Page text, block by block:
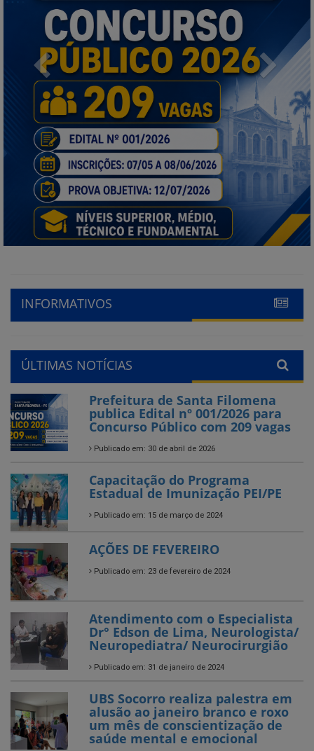
Previous Next
INFORMATIVOS
ÚLTIMAS NOTÍCIAS
Prefeitura de Santa Filomena
publica Edital nº 001/2026 para
Concurso Público com 209 vagas
Publicado em: 30 de abril de 2026
Capacitação do Programa
Estadual de Imunização PEI/PE
Publicado em: 15 de março de 2024
AÇÕES DE FEVEREIRO
Publicado em: 23 de fevereiro de 2024
Atendimento com o Especialista
Dr° Edson de Lima, Neurologista/
Neuropediatra/ Neurocirurgião
Publicado em: 31 de janeiro de 2024
UBS Socorro realiza palestra em
alusão ao janeiro branco e roxo
um mês de conscientização de
saúde mental e emocional